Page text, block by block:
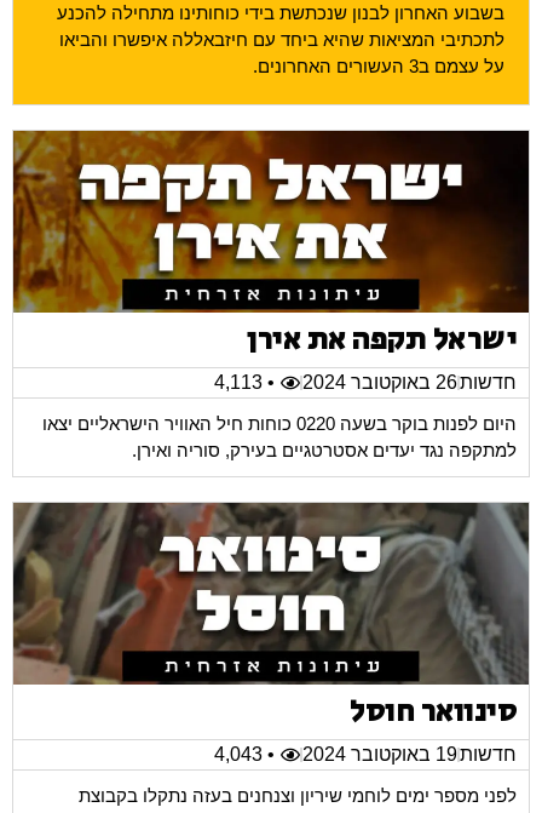
בשבוע האחרון לבנון שנכתשת בידי כוחותינו מתחילה להכנע
לתכתיבי המציאות שהיא ביחד עם חיזבאללה איפשרו והביאו
על עצמם ב3 העשורים האחרונים.
ישראל תקפה את אירן
חדשות26 באוקטובר 2024
• 4,113
היום לפנות בוקר בשעה 0220 כוחות חיל האוויר הישראליים יצאו
למתקפה נגד יעדים אסטרטגיים בעירק, סוריה ואירן.
סינוואר חוסל
חדשות19 באוקטובר 2024
• 4,043
לפני מספר ימים לוחמי שיריון וצנחנים בעזה נתקלו בקבוצת